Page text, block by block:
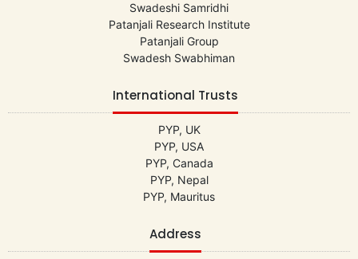
Swadeshi Samridhi
Patanjali Research Institute
Patanjali Group
Swadesh Swabhiman
International Trusts
PYP, UK
PYP, USA
PYP, Canada
PYP, Nepal
PYP, Mauritus
Address